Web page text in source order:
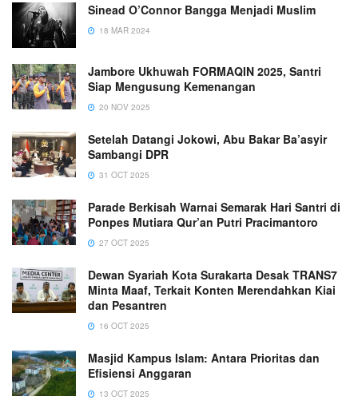
Sinead O’Connor Bangga Menjadi Muslim
18 MAR 2024
Jambore Ukhuwah FORMAQIN 2025, Santri
Siap Mengusung Kemenangan
20 NOV 2025
Setelah Datangi Jokowi, Abu Bakar Ba’asyir
Sambangi DPR
31 OCT 2025
Parade Berkisah Warnai Semarak Hari Santri di
Ponpes Mutiara Qur’an Putri Pracimantoro
27 OCT 2025
Dewan Syariah Kota Surakarta Desak TRANS7
Minta Maaf, Terkait Konten Merendahkan Kiai
dan Pesantren
16 OCT 2025
Masjid Kampus Islam: Antara Prioritas dan
Efisiensi Anggaran
13 OCT 2025